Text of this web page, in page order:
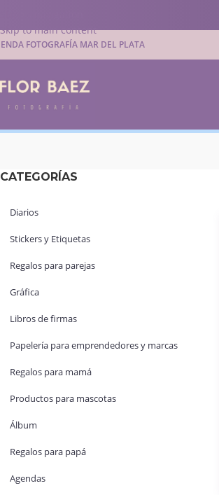
Skip to main content
FOTOGRAFÍA MAR DEL PLATA
CATEGORÍAS
Diarios
Stickers y Etiquetas
Regalos para parejas
Gráfica
Libros de firmas
Papelería para emprendedores y marcas
Regalos para mamá
Productos para mascotas
Álbum
Regalos para papá
Agendas